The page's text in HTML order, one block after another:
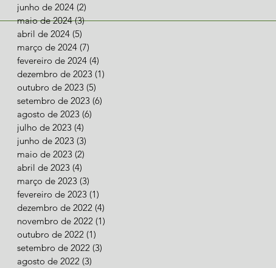
junho de 2024 (2)
maio de 2024 (3)3 posts
abril de 2024 (5)
março de 2024 (7)
fevereiro de 2024 (4)
dezembro de 2023 (1)
outubro de 2023 (5)
setembro de 2023 (6)
agosto de 2023 (6)
julho de 2023 (4)
junho de 2023 (3)
maio de 2023 (2)
abril de 2023 (4)
março de 2023 (3)
fevereiro de 2023 (1)
dezembro de 2022 (4)
novembro de 2022 (1)
outubro de 2022 (1)
setembro de 2022 (3)
agosto de 2022 (3)